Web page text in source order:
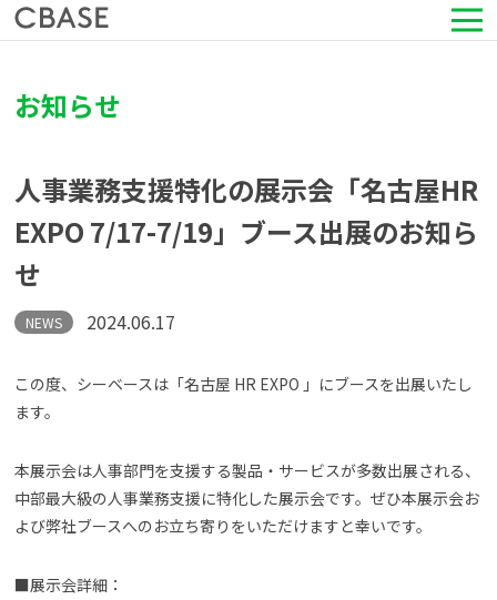
導入事例
セミナー情報
HRコラム
お知らせ
会社情報
よくある質問
お知らせ
人事業務支援特化の展示会「名古屋HR
EXPO 7/17-7/19」ブース出展のお知ら
せ
NEWS 2024.06.17
この度、シーベースは「名古屋 HR EXPO 」にブースを出展いたし
ます。
本展示会は人事部門を支援する製品・サービスが多数出展される、
中部最大級の人事業務支援に特化した展示会です。ぜひ本展示会お
よび弊社ブースへのお立ち寄りをいただけますと幸いです。
■展示会詳細：